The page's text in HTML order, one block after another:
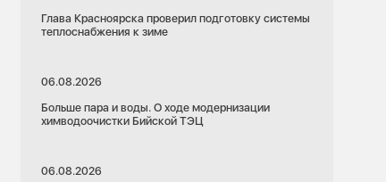
Глава Красноярска проверил подготовку системы
теплоснабжения к зиме
06.08.2026
Больше пара и воды. О ходе модернизации
химводоочистки Бийской ТЭЦ
06.08.2026